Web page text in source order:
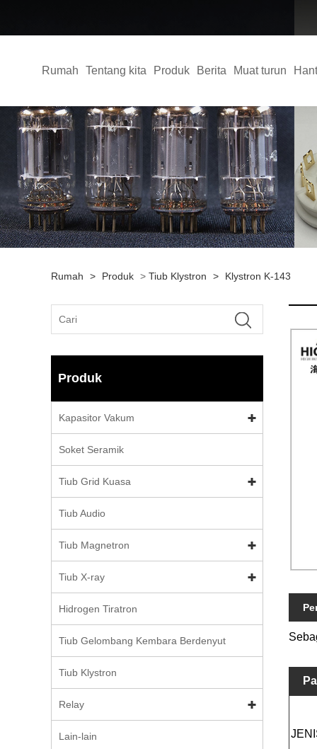
Rumah Tentang kita Produk Berita Muat turun
Rumah > Produk > Tiub Klystron > Klystron K-143
Produk
Kapasitor Vakum
Soket Seramik
Tiub Grid Kuasa
Tiub Audio
Tiub Magnetron
Tiub X-ray
Hidrogen Tiratron
Tiub Gelombang Kembara Berdenyut
Tiub Klystron
Relay
Lain-lain